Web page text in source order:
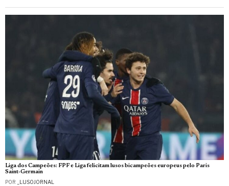
Liga dos Campeões: FPF e Liga felicitam lusos bicampeões europeus pelo Paris
Saint-Germain
POR _LUSOJORNAL